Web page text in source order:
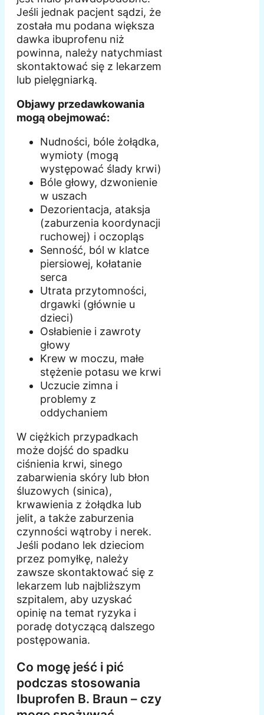
Jeśli jednak pacjent sądzi, że
została mu podana większa
dawka ibuprofenu niż
powinna, należy natychmiast
skontaktować się z lekarzem
lub pielęgniarką.
Objawy przedawkowania
mogą obejmować:
Nudności, bóle żołądka,
wymioty (mogą
występować ślady krwi)
Bóle głowy, dzwonienie
w uszach
Dezorientacja, ataksja
(zaburzenia koordynacji
ruchowej) i oczopląs
Senność, ból w klatce
piersiowej, kołatanie
serca
Utrata przytomności,
drgawki (głównie u
dzieci)
Osłabienie i zawroty
głowy
Krew w moczu, małe
stężenie potasu we krwi
Uczucie zimna i
problemy z
oddychaniem
W ciężkich przypadkach
może dojść do spadku
ciśnienia krwi, sinego
zabarwienia skóry lub błon
śluzowych (sinica),
krwawienia z żołądka lub
jelit, a także zaburzenia
czynności wątroby i nerek.
Jeśli podano lek dzieciom
przez pomyłkę, należy
zawsze skontaktować się z
lekarzem lub najbliższym
szpitalem, aby uzyskać
opinię na temat ryzyka i
poradę dotyczącą dalszego
postępowania.
Co mogę jeść i pić
podczas stosowania
Ibuprofen B. Braun – czy